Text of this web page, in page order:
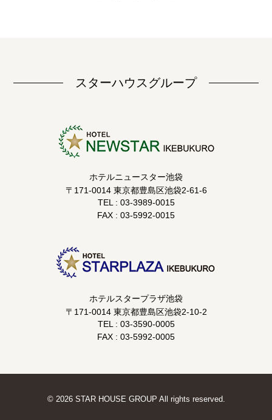
スターハウスグループ
ホテルニュースター池袋
〒171-0014 東京都豊島区池袋2-61-6
TEL : 03-3989-0015
FAX : 03-5992-0015
ホテルスタープラザ池袋
〒171-0014 東京都豊島区池袋2-10-2
TEL : 03-3590-0005
FAX : 03-5992-0005
© 2026 STAR HOUSE GROUP All rights reserved.